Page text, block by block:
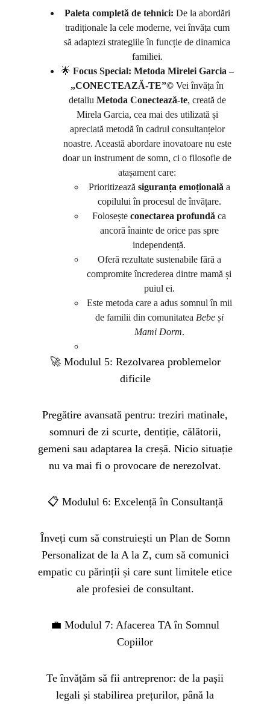
Paleta completă de tehnici: De la abordări
tradiționale la cele moderne, vei învăța cum
să adaptezi strategiile în funcție de dinamica
familiei.
🌟 Focus Special: Metoda Mirelei Garcia –
„CONECTEAZĂ-TE”© Vei învăța în
detaliu Metoda Conectează-te, creată de
Mirela Garcia, cea mai des utilizată și
apreciată metodă în cadrul consultanțelor
noastre. Această abordare inovatoare nu este
doar un instrument de somn, ci o filosofie de
atașament care:
Prioritizează siguranța emoțională a
copilului în procesul de învățare.
Folosește conectarea profundă ca
ancoră înainte de orice pas spre
independență.
Oferă rezultate sustenabile fără a
compromite încrederea dintre mamă și
puiul ei.
Este metoda care a adus somnul în mii
de familii din comunitatea Bebe și
Mami Dorm.
🚀 Modulul 5: Rezolvarea problemelor
dificile
Pregătire avansată pentru: treziri matinale,
somnuri de zi scurte, dentiție, călătorii,
gemeni sau adaptarea la creșă. Nicio situație
nu va mai fi o provocare de nerezolvat.
📋 Modulul 6: Excelență în Consultanță
Înveți cum să construiești un Plan de Somn
Personalizat de la A la Z, cum să comunici
empatic cu părinții și care sunt limitele etice
ale profesiei de consultant.
💼 Modulul 7: Afacerea TA în Somnul
Copiilor
Te învățăm să fii antreprenor: de la pașii
legali și stabilirea prețurilor, până la